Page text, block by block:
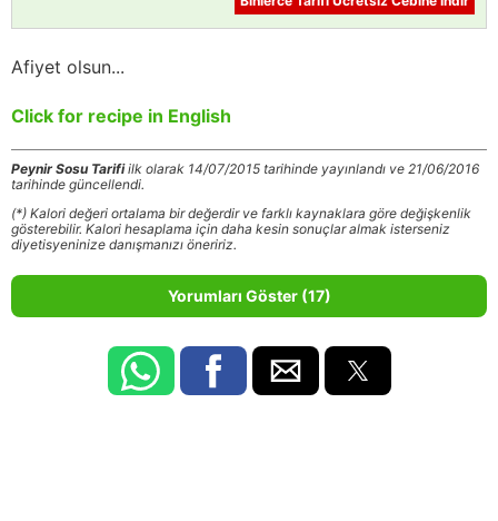
Afiyet olsun...
Click for recipe in English
Peynir Sosu Tarifiilk olarak 14/07/2015 tarihinde yayınlandı ve 21/06/2016
tarihinde güncellendi.
(*) Kalori değeri ortalama bir değerdir ve farklı kaynaklara göre değişkenlik
gösterebilir. Kalori hesaplama için daha kesin sonuçlar almak isterseniz
diyetisyeninize danışmanızı öneririz.
Yorumları Göster (17)